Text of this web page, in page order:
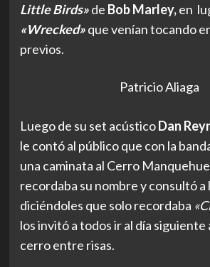
Little Birds»de Bob Marley,en
«Wrecked» que venían tocando
previos.
Patricio Aliaga
Luego de su set acústicoDan
le contó al público que con la
una caminata al Cerro
recordaba su nombre y consultó a
diciéndoles que solo recordaba
los invitó a todos ir al día siguiente
cerro entre risas.